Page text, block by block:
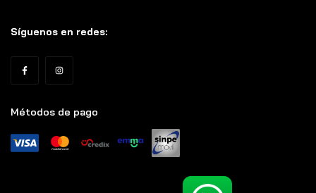
Síguenos en redes:
Métodos de pago